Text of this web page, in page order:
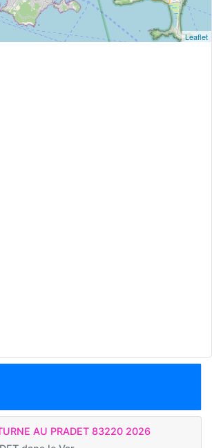
Leaflet
AU PRADET 83220 2026